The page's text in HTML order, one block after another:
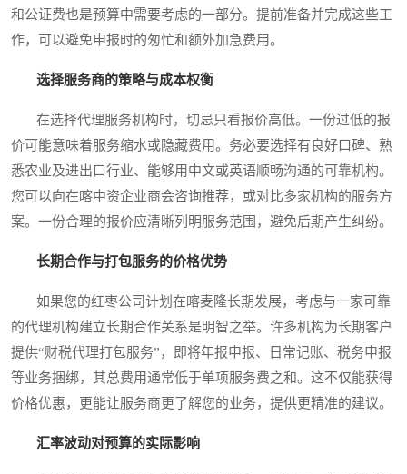
和公证费也是预算中需要考虑的一部分。提前准备并完成这些工
作，可以避免申报时的匆忙和额外加急费用。
选择服务商的策略与成本权衡
在选择代理服务机构时，切忌只看报价高低。一份过低的报
价可能意味着服务缩水或隐藏费用。务必要选择有良好口碑、熟
悉农业及进出口行业、能够用中文或英语顺畅沟通的可靠机构。
您可以向在喀中资企业商会咨询推荐，或对比多家机构的服务方
案。一份合理的报价应清晰列明服务范围，避免后期产生纠纷。
长期合作与打包服务的价格优势
如果您的红枣公司计划在喀麦隆长期发展，考虑与一家可靠
的代理机构建立长期合作关系是明智之举。许多机构为长期客户
提供“财税代理打包服务”，即将年报申报、日常记账、税务申报
等业务捆绑，其总费用通常低于单项服务费之和。这不仅能获得
价格优惠，更能让服务商更了解您的业务，提供更精准的建议。
汇率波动对预算的实际影响